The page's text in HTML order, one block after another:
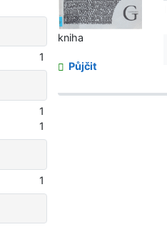
kniha
Půjčit
1
1
1
1